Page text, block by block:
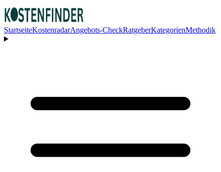
StartseiteKostenradarAngebots-CheckRatgeberKategorienMethodik